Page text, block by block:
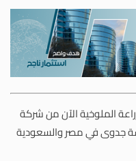
الملوخية الآن من شركة
جدوى في مصر والسعودية